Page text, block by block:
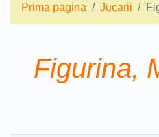
Prima pagina Jucarii
Figurina,